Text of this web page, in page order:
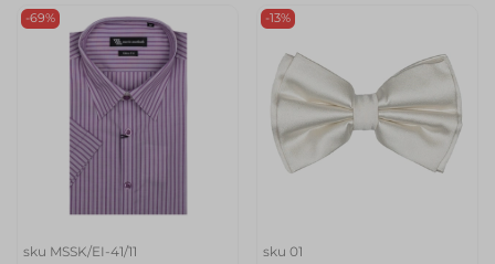
-69%
sku MSSK/EI-41/11
-13%
sku 01